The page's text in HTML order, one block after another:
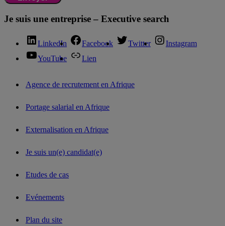
Je suis une entreprise – Executive search
LinkedIn Facebook Twitter
Instagram
YouTube
Lien
Agence de recrutement en Afrique
Portage salarial en Afrique
Externalisation en Afrique
Je suis un(e) candidat(e)
Etudes de cas
Evénements
Plan du site